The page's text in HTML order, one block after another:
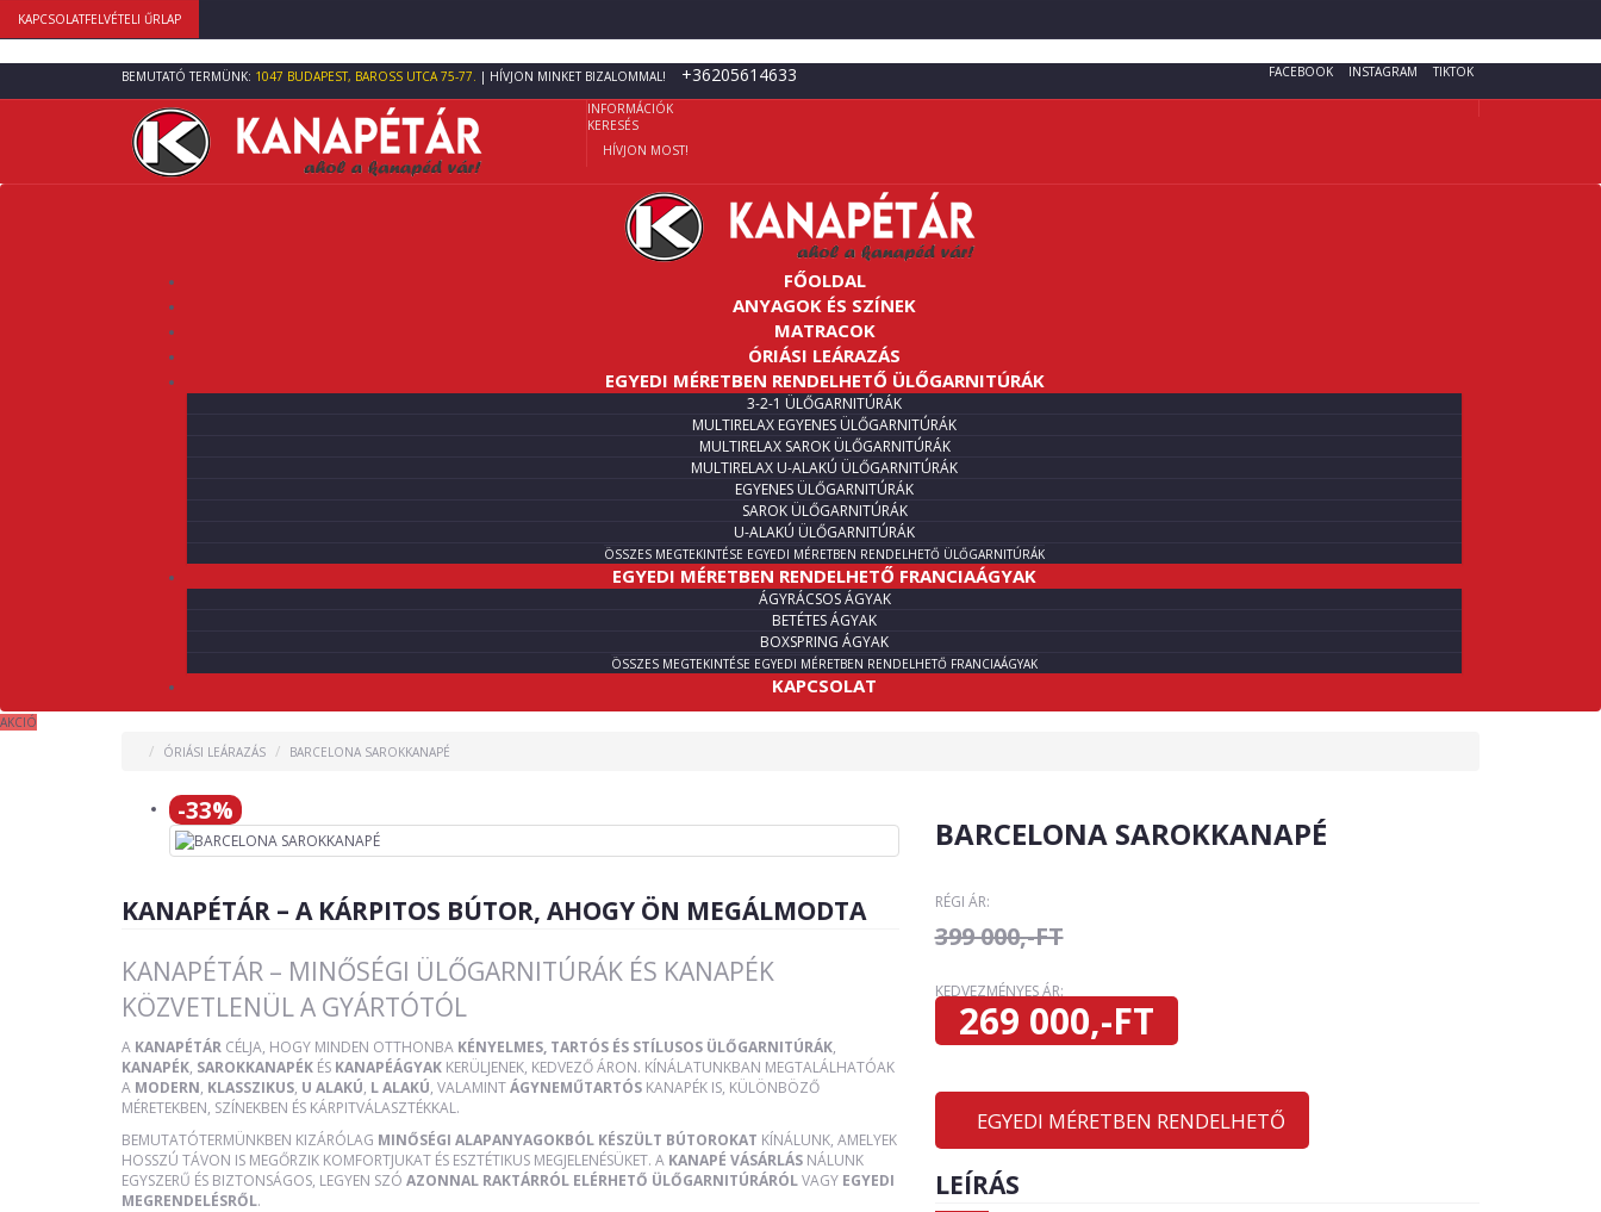
KAPCSOLATFELVÉTELI ŰRLAP
BEMUTATÓ TERMÜNK: 1047 BUDAPEST, BAROSS UTCA 75-77. | HÍVJON MINKET BIZALOMMAL! +36205614633 FACEBOOK INSTAGRAM TIKTOK
INFORMÁCIÓK
KERESÉS
HÍVJON MOST!
FŐOLDAL
ANYAGOK ÉS SZÍNEK
MATRACOK
ÓRIÁSI LEÁRAZÁS
EGYEDI MÉRETBEN RENDELHETŐ ÜLŐGARNITÚRÁK
3-2-1 ÜLŐGARNITÚRÁK
MULTIRELAX EGYENES ÜLŐGARNITÚRÁK
MULTIRELAX SAROK ÜLŐGARNITÚRÁK
MULTIRELAX U-ALAKÚ ÜLŐGARNITÚRÁK
EGYENES ÜLŐGARNITÚRÁK
SAROK ÜLŐGARNITÚRÁK
U-ALAKÚ ÜLŐGARNITÚRÁK
ÖSSZES MEGTEKINTÉSE EGYEDI MÉRETBEN RENDELHETŐ ÜLŐGARNITÚRÁK
EGYEDI MÉRETBEN RENDELHETŐ FRANCIAÁGYAK
ÁGYRÁCSOS ÁGYAK
BETÉTES ÁGYAK
BOXSPRING ÁGYAK
ÖSSZES MEGTEKINTÉSE EGYEDI MÉRETBEN RENDELHETŐ FRANCIAÁGYAK
KAPCSOLAT
AKCIÓ
ÓRIÁSI LEÁRAZÁS
BARCELONA SAROKKANAPÉ
-33%
KANAPÉTÁR – A KÁRPITOS BÚTOR, AHOGY ÖN MEGÁLMODTA
KANAPÉTÁR – MINŐSÉGI ÜLŐGARNITÚRÁK ÉS KANAPÉK
KÖZVETLENÜL A GYÁRTÓTÓL
A KANAPÉTÁR CÉLJA, HOGY MINDEN OTTHONBA KÉNYELMES, TARTÓS ÉS STÍLUSOS ÜLŐGARNITÚRÁK,
KANAPÉK, SAROKKANAPÉK ÉS KANAPÉÁGYAK KERÜLJENEK, KEDVEZŐ ÁRON. KÍNÁLATUNKBAN MEGTALÁLHATÓAK
A MODERN, KLASSZIKUS, U ALAKÚ, L ALAKÚ, VALAMINTÁGYNEMŰTARTÓS KANAPÉK IS, KÜLÖNBÖZŐ
MÉRETEKBEN, SZÍNEKBEN ÉS KÁRPITVÁLASZTÉKKAL.
BEMUTATÓTERMÜNKBEN KIZÁRÓLAG MINŐSÉGI ALAPANYAGOKBÓL KÉSZÜLT BÚTOROKAT KÍNÁLUNK, AMELYEK
HOSSZÚ TÁVON IS MEGŐRZIK KOMFORTJUKAT ÉS ESZTÉTIKUS MEGJELENÉSÜKET. A KANAPÉ VÁSÁRLÁS NÁLUNK
EGYSZERŰ ÉS BIZTONSÁGOS, LEGYEN SZÓ AZONNAL RAKTÁRRÓL ELÉRHETŐ ÜLŐGARNITÚRÁRÓLVAGY EGYEDI
MEGRENDELÉSRŐL.
BARCELONA SAROKKANAPÉ
RÉGI ÁR:
399 000,-FT
KEDVEZMÉNYES ÁR:
269 000,-FT
EGYEDI MÉRETBEN RENDELHETŐ
LEÍRÁS